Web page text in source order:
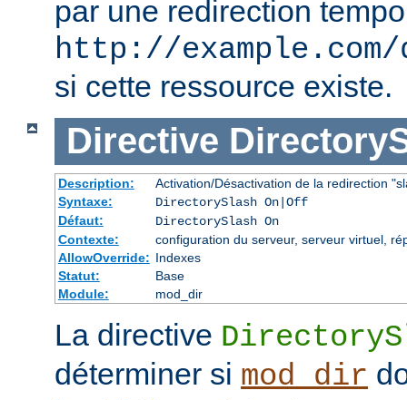
par une redirection
http://
si cette ressource existe.
Directive
Description:
Activation/Désactivation de la redirection
Syntaxe:
DirectorySlash On|Off
Défaut:
DirectorySlash On
Contexte:
configuration du serveur, serveur virtuel,
AllowOverride: Indexes
Statut:
Base
Module:
mod_dir
La directive
déterminer si mod_dir